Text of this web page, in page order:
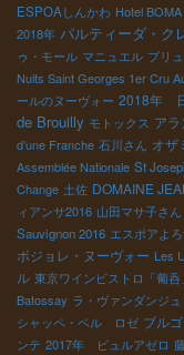
ESPOAしんかわ Hotel BOMA
2018年 パルティーダ・ク
ゥ・モール マニュエル ブリ
Nuits Saint Georges 1er Cru
ールのヌーヴォー 2018年
de Brouilly モトックス アラ
d’une Franche 石川さん オザ
Assemblée Nationale St
Change 土佐 DOMAINE
ィアンサ2016 山田マサ子さん
Sauvignon 2016 エスポアよ
ボジョレ・ヌーヴォー Les
ル 東京ワインビストロ「葡呑
Batossay ラ・ヴァンダンジ
シャッペ・ベル ロゼ ブル
ンテ 2017年 ビュルアゼロ